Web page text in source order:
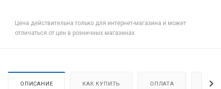
Цена действительна только для интернет-магазина и может
отличаться от цен в розничных магазинах
ОПИСАНИЕ КАК КУПИТЬ ОПЛАТА